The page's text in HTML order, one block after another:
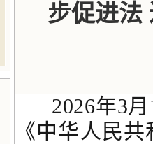
步促进法
2026年3月
《中华人民